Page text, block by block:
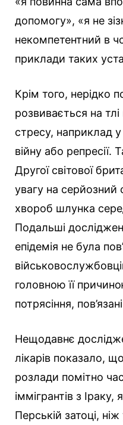
допомогу», «я не
некомпетентний в
приклади таких
Крім того, нерідко
розвивається на
стресу, наприклад
війну або репресії.
Другої світової
увагу на серйозний
хвороб шлунка
Подальші
епідемія не була
головною її
потрясіння,
Нещодавнє
лікарів показало,
розлади помітно
іммігрантів з Іраку,
Перській затоці, ніж